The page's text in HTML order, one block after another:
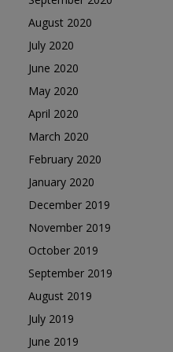
August 2020
July 2020
June 2020
May 2020
April 2020
March 2020
February 2020
January 2020
December 2019
November 2019
October 2019
September 2019
August 2019
July 2019
June 2019